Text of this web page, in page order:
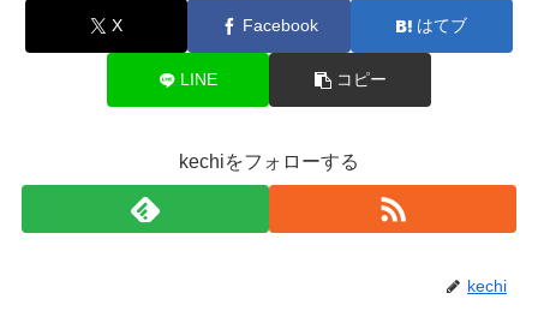
X Facebook はてブ
LINE コピー
kechiをフォローする
kechi